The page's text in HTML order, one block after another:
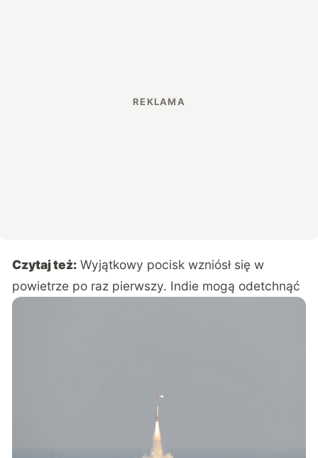
Czytaj też: Wyjątkowy pocisk wzniósł się w
powietrze po raz pierwszy. Indie mogą odetchnąć